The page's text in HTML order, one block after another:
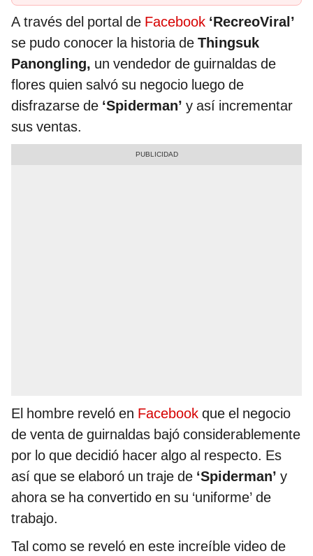
A través del portal de Facebook ‘RecreoViral’
se pudo conocer la historia de Thingsuk
Panongling, un vendedor de guirnaldas de
flores quien salvó su negocio luego de
disfrazarse de ‘Spiderman’ y así incrementar
sus ventas.
El hombre reveló en Facebook que el negocio
de venta de guirnaldas bajó considerablemente
por lo que decidió hacer algo al respecto. Es
así que se elaboró un traje de ‘Spiderman’ y
ahora se ha convertido en su ‘uniforme’ de
trabajo.
Tal como se reveló en este increíble video de